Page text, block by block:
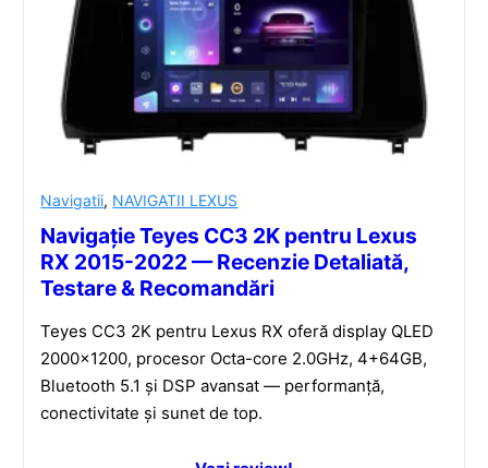
Navigatii, NAVIGATII LEXUS
Navigație Teyes CC3 2K pentru Lexus
RX 2015-2022 — Recenzie Detaliată,
Testare & Recomandări
Teyes CC3 2K pentru Lexus RX oferă display QLED
2000×1200, procesor Octa-core 2.0GHz, 4+64GB,
Bluetooth 5.1 și DSP avansat — performanță,
conectivitate și sunet de top.